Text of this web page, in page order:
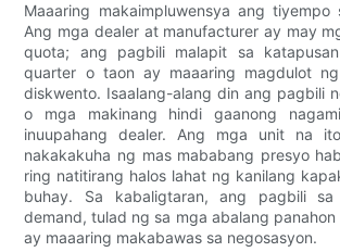
Maaaring makaimpluwensya ang tiyempo
Ang mga dealer at manufacturer ay may
quota; ang pagbili malapit sa
quarter o taon ay maaaring magdulot
diskwento. Isaalang-alang din ang pagbili
o mga makinang hindi gaanong
inuupahang dealer. Ang mga unit na
nakakakuha ng mas mababang presyo
ring natitirang halos lahat ng kanilang
buhay. Sa kabaligtaran, ang pagbili sa
demand, tulad ng sa mga abalang
ay maaaring makabawas sa negosasyon.